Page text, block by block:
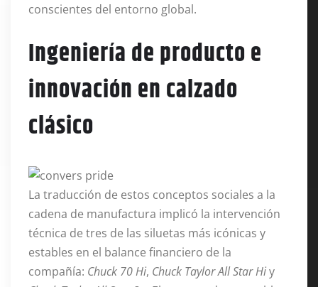
conscientes del entorno global.
Ingeniería de producto e
innovación en calzado
clásico
La traducción de estos conceptos sociales a la
cadena de manufactura implicó la intervención
técnica de tres de las siluetas más icónicas y
estables en el balance financiero de la
compañía: Chuck 70 Hi, Chuck Taylor All Star Hiy